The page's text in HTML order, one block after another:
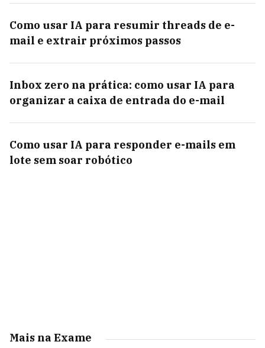
Como usar IA para resumir threads de e-
mail e extrair próximos passos
Inbox zero na prática: como usar IA para
organizar a caixa de entrada do e-mail
Como usar IA para responder e-mails em
lote sem soar robótico
Mais na Exame